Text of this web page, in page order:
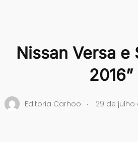
Nissan Versa e
Editoria Carhoo . 29 de julho